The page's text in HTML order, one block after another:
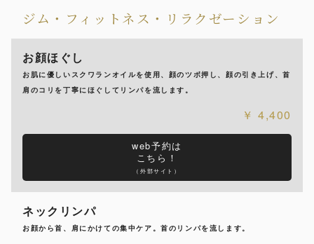
ジム・フィットネス・リラクゼーション
お顔ほぐし
お肌に優しいスクワランオイルを使用、顔のツボ押し、顔の引き上げ、首
肩のコリを丁寧にほぐしてリンパを流します。
4,400
web予約は
こちら！
（外部サイト）
ネックリンパ
お顔から首、肩にかけての集中ケア。首のリンパを流します。